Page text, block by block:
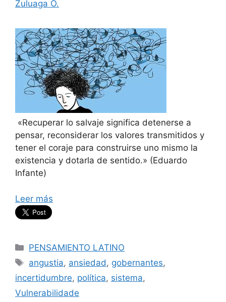
Zuluaga O.
«Recuperar lo salvaje significa detenerse a
pensar, reconsiderar los valores transmitidos y
tener el coraje para construirse uno mismo la
existencia y dotarla de sentido.» (Eduardo
Infante)
Leer más
Categorías
PENSAMIENTO LATINO
Etiquetas
angustia, ansiedad , gobernantes,
incertidumbre, política, sistema,
Vulnerabilidade